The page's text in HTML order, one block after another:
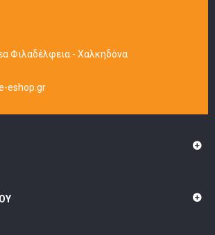
Φιλαδέλφεια - Χαλκηδόνα
eshop.gr